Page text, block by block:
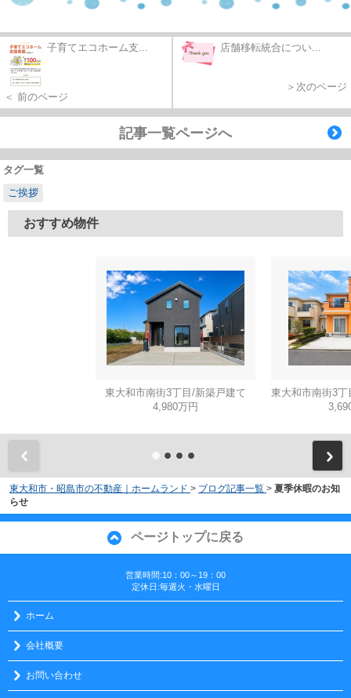
子育てエコホーム支...
＜ 前のページ
店舗移転統合につい...
＞次のページ
記事一覧ページへ
タグ一覧
ご挨拶
おすすめ物件
東大和市南街3丁目/新築戸建て
4,980万円
東大和市・昭島市の不動産｜ホームランド > ブログ記事一覧 > 夏季休暇のお知
らせ
ページトップに戻る
営業時間:10：00～19：00
定休日:毎週火・水曜日
ホーム
会社概要
お問い合わせ